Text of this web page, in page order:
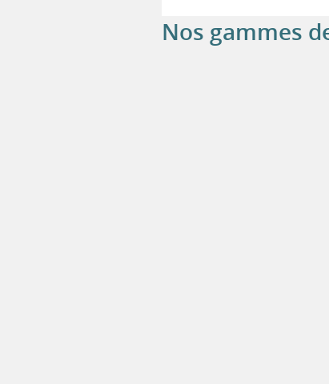
Nos gammes